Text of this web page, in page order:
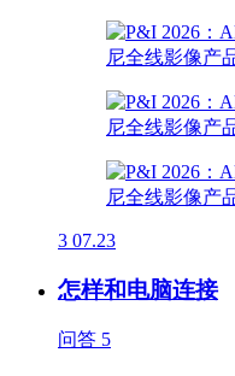
3 07.23
怎样和电脑连接
问答 5